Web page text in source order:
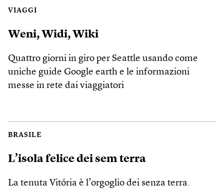
VIAGGI
Weni, Widi, Wiki
Quattro giorni in giro per Seattle usando come
uniche guide Google earth e le informazioni
messe in rete dai viaggiatori
BRASILE
L’isola felice dei sem terra
La tenuta Vitória è l’orgoglio dei senza terra.